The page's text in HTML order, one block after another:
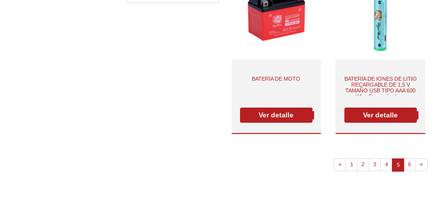
BATERÍA DE MOTO
Ver detalle
BATERÍA DE IONES DE LITIO
RECARGABLE DE 1,5 V
TAMAÑO USB TIPO AAA 600
mWh - Carga rápida con
Ver detalle
« 1 2 3 4 5 6 »